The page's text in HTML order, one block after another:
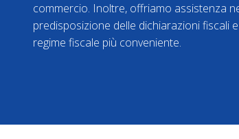
commercio. Inoltre, offriamo assistenza
predisposizione delle dichiarazioni fiscali
regime fiscale più conveniente.